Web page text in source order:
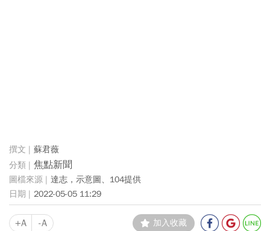
蘇君薇
焦點新聞
達志，示意圖、104提供
2022-05-05 11:29
+A -A 加入收藏